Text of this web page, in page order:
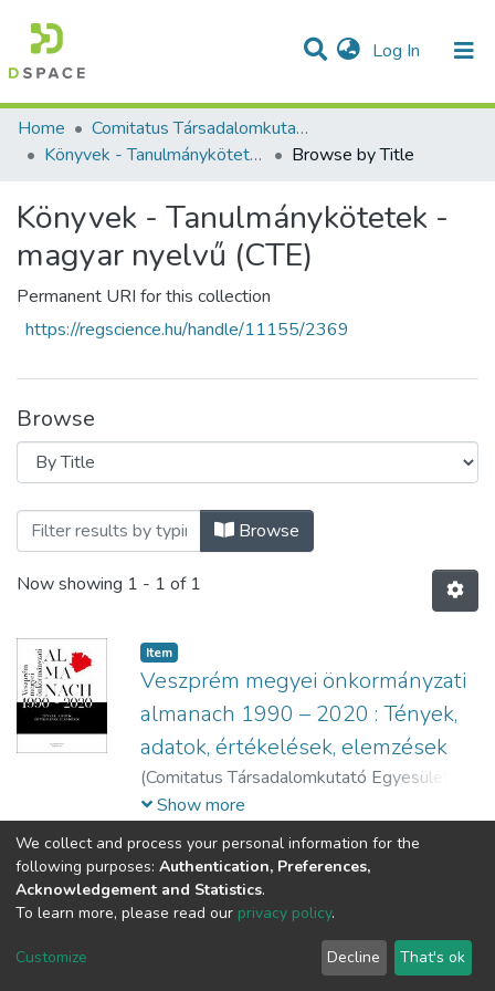
Log In (current)
Communities & Collections
All of DSpace
Home
Comitatus Társadalomkutató Egyesület
Könyvek - Tanulmánykötetek - magyar nyelvű (CTE)
Browse by Title
Könyvek - Tanulmánykötetek -
magyar nyelvű (CTE)
Permanent URI for this collection
https://regscience.hu/handle/11155/2369
Browse
Browsing Könyvek - Tanulmánykötetek
Browse
Now showing 1 - 1 of 1
Item
Veszprém megyei önkormányzati
almanach 1990 – 2020 : Tények,
adatok, értékelések, elemzések
(Comitatus Társadalomkutató Egyesület,
2020)Zongor, Gábor (szerk.)
Show more
Cookie
End User
Agreement
Send
Feedback
We collect and process your personal information for the
following purposes: Authentication, Preferences,
Acknowledgement and Statistics.
To learn more, please read our privacy policy.
Customize Decline That's ok